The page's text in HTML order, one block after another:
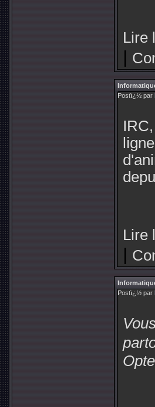
Lire
|
Postï¿½ par
Lire
|
Postï¿½ par